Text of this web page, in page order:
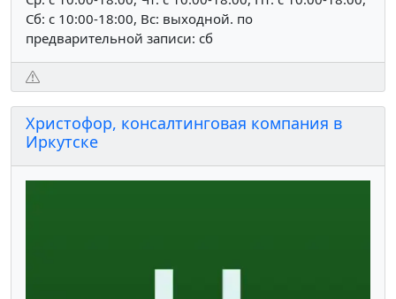
Сб: c 10:00-18:00, Вс: выходной. по
предварительной записи: сб
Христофор, консалтинговая компания в
Иркутске